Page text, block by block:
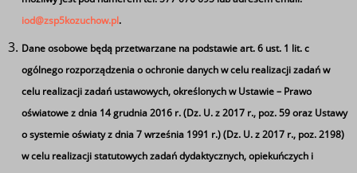
Czytaj więcej
w
iod@zsp5kozuchow.pl.
Dane osobowe będą przetwarzane na podstawie art. 6 ust. 1 lit. c
ogólnego rozporządzenia o ochronie danych w celu realizacji zadań w
celu realizacji zadań ustawowych, określonych w Ustawie – Prawo
oświatowe z dnia 14 grudnia 2016 r. (Dz. U. z 2017 r., poz. 59 oraz Ustawy
o systemie oświaty z dnia 7 września 1991 r.) (Dz. U. z 2017 r., poz. 2198)
w celu realizacji statutowych zadań dydaktycznych, opiekuńczych i